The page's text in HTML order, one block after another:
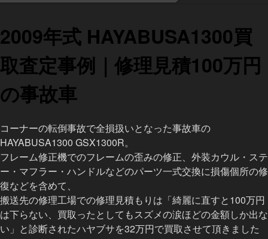
2009年式 HAYABUSA1300買
取査定事例｜修理見積100万円
の事故車
コーナーの転倒事故で全損扱いとなった事故車の
HAYABUSA1300 GSX1300R。
フレーム修正機でのフレームの歪みの修正、外装カウル・ステ
ー・マフラー・ハンドルなどのパーツ一式交換に損傷個所の修
復などを含めて、
搬送先の修理工場での修理見積もりは「綺麗に直すと100万円
は下らない、買取ったとしてもスズメの涙ほどの金額しか出な
い」と診断されたハヤブサを32万円で買取させて頂きました